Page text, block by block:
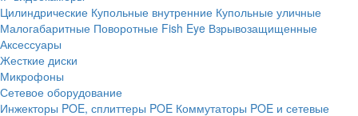
Цилиндрические Купольные внутренние Купольные уличные
Малогабаритные Поворотные Fish Eye Взрывозащищенные
Аксессуары
Жесткие диски
Микрофоны
Сетевое оборудование
Инжекторы POE, сплиттеры POE Коммутаторы POE и сетевые